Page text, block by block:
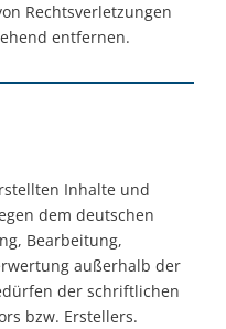
Rechtsverletzungen
entfernen.
Inhalte und
dem deutschen
Bearbeitung,
außerhalb der
der schriftlichen
bzw. Erstellers.